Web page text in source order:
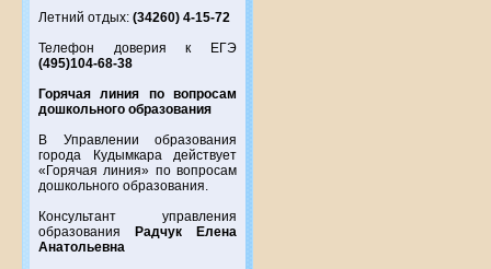
Летний отдых: (34260) 4-15-72
Телефон доверия к ЕГЭ
(495)104-68-38
Горячая линия по вопросам
дошкольного образования
В Управлении образования
города Кудымкара действует
«Горячая линия» по вопросам
дошкольного образования.
Консультант управления
образования
Радчук Елена
Анатольевна